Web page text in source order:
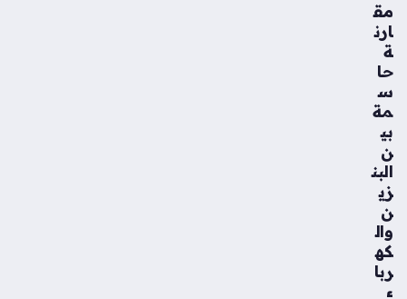
مق
ارن
ة
حا
س
مة
بي
ن
البن
زي
ن
وال
كه
ربا
ء